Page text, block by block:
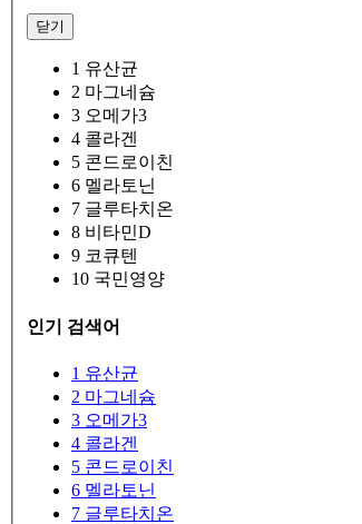
닫기
1 유산균
2 마그네슘
3 오메가3
4 콜라겐
5 콘드로이친
6 멜라토닌
7 글루타치온
8 비타민D
9 코큐텐
10 국민영양
인기 검색어
1 유산균
2 마그네슘
3 오메가3
4 콜라겐
5 콘드로이친
6 멜라토닌
7 글루타치온